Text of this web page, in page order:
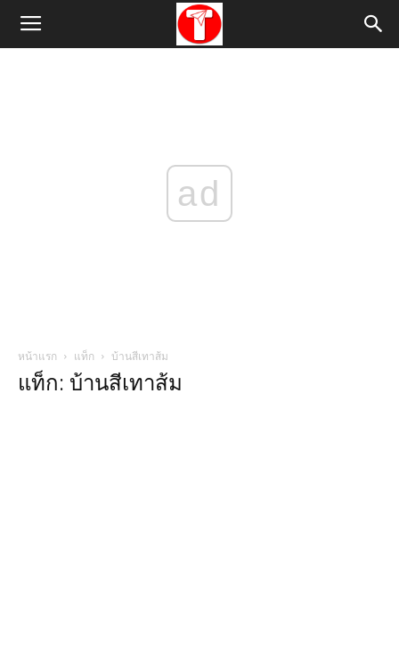
ad
หน้าแรก แท็ก บ้านสีเทาส้ม
แท็ก: บ้านสีเทาส้ม